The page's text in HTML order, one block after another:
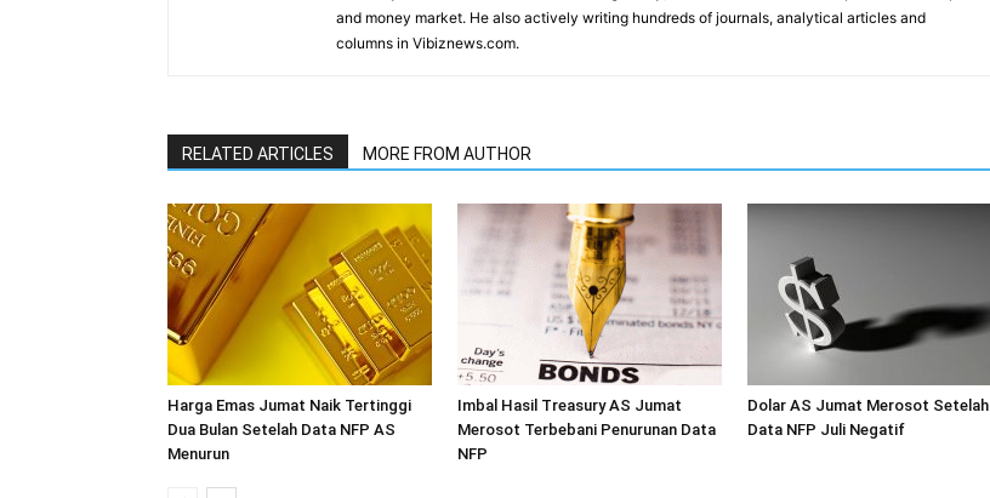
and money market. He also actively writing hundreds of journals, analytical articles and
columns in Vibiznews.com.
RELATED ARTICLES MORE FROM AUTHOR
Harga Emas Jumat Naik Tertinggi
Dua Bulan Setelah Data NFP AS
Menurun
Imbal Hasil Treasury AS Jumat
Merosot Terbebani Penurunan Data
NFP
Dolar AS Jumat Merosot Setelah
Data NFP Juli Negatif